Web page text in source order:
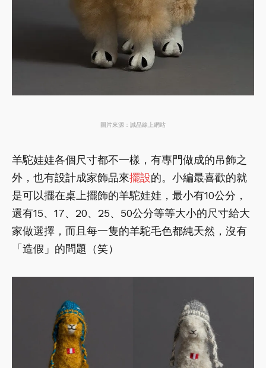
圖片來源：誠品線上網站
羊駝娃娃各個尺寸都不一樣，有專門做成的吊飾之
外，也有設計成家飾品來擺設的。小編最喜歡的就
是可以擺在桌上擺飾的羊駝娃娃，最小有10公分，
還有15、17、20、25、50公分等等大小的尺寸給大
家做選擇，而且每一隻的羊駝毛色都純天然，沒有
「造假」的問題（笑）